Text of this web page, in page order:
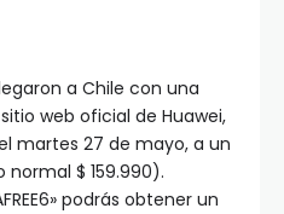
a Chile con una
web oficial de Huawei,
martes 27 de mayo, a un
normal $ 159.990).
podrás obtener un